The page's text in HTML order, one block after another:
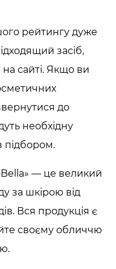
рейтингу дуже
засіб,
сайті. Якщо ви
до
необхідну
підбором.
— це великий
за шкірою від
Вся продукція є
своєму обличчю